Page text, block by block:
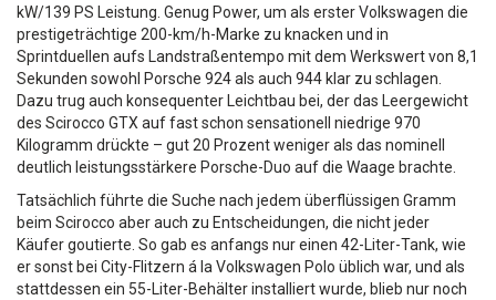
kW/139 PS Leistung. Genug Power, um als erster Volkswagen die
prestigeträchtige 200-km/h-Marke zu knacken und in
Sprintduellen aufs Landstraßentempo mit dem Werkswert von 8,1
Sekunden sowohl Porsche 924 als auch 944 klar zu schlagen.
Dazu trug auch konsequenter Leichtbau bei, der das Leergewicht
des Scirocco GTX auf fast schon sensationell niedrige 970
Kilogramm drückte – gut 20 Prozent weniger als das nominell
deutlich leistungsstärkere Porsche-Duo auf die Waage brachte.
Tatsächlich führte die Suche nach jedem überflüssigen Gramm
beim Scirocco aber auch zu Entscheidungen, die nicht jeder
Käufer goutierte. So gab es anfangs nur einen 42-Liter-Tank, wie
er sonst bei City-Flitzern á la Volkswagen Polo üblich war, und als
stattdessen ein 55-Liter-Behälter installiert wurde, blieb nur noch